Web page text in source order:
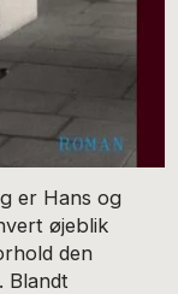
er Hans og
øjeblik
den
Blandt